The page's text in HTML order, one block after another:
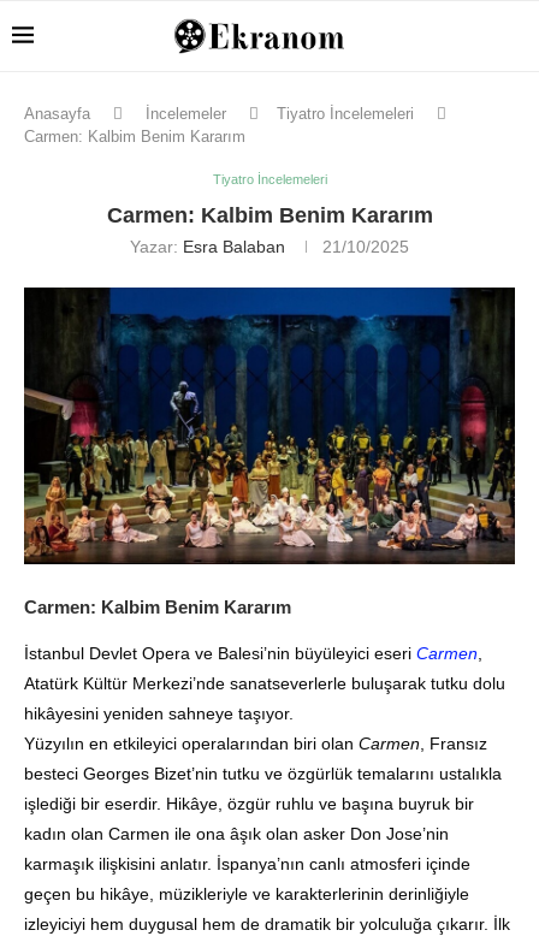
Anasayfa İncelemeler
Tiyatro İncelemeleri
Carmen: Kalbim Benim Kararım
Tiyatro İncelemeleri
Carmen: Kalbim Benim Kararım
Yazar: Esra Balaban 21/10/2025
Carmen: Kalbim Benim Kararım
İstanbul Devlet Opera ve Balesi’nin büyüleyici eseri Carmen
Atatürk Kültür Merkezi’nde sanatseverlerle buluşarak tutku dolu
hikâyesini yeniden sahneye taşıyor.
Yüzyılın en etkileyici operalarından biri olan Carmen , Fransız
besteci Georges Bizet’nin tutku ve özgürlük temalarını ustalıkla
işlediği bir eserdir. Hikâye, özgür ruhlu ve başına buyruk bir
kadın olan Carmen ile ona âşık olan asker Don Jose’nin
karmaşık ilişkisini anlatır. İspanya’nın canlı atmosferi içinde
geçen bu hikâye, müzikleriyle ve karakterlerinin derinliğiyle
izleyiciyi hem duygusal hem de dramatik bir yolculuğa çıkarır. İlk